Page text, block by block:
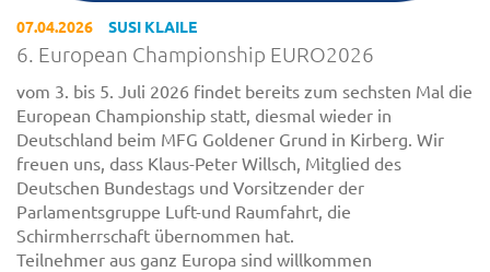
07.04.2026 SUSI KLAILE
6. European Championship EURO2026
vom 3. bis 5. Juli 2026 findet bereits zum sechsten Mal die
European Championship statt, diesmal wieder in
Deutschland beim MFG Goldener Grund in Kirberg. Wir
freuen uns, dass Klaus-Peter Willsch, Mitglied des
Deutschen Bundestags und Vorsitzender der
Parlamentsgruppe Luft-und Raumfahrt, die
Schirmherrschaft übernommen hat.
Teilnehmer aus ganz Europa sind willkommen